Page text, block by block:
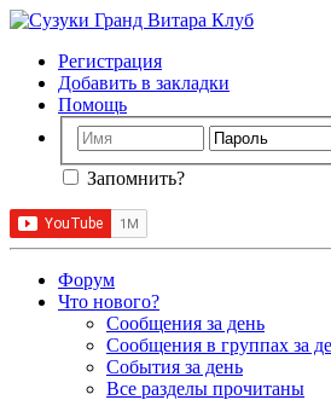
Регистрация
Добавить в закладки
Помощь
Запомнить?
Форум
Что нового?
Сообщения за день
Сообщения в группах за
События за день
Все разделы прочитаны